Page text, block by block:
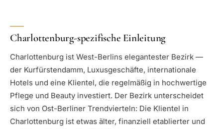
Charlottenburg-spezifische Einleitung
Charlottenburg ist West-Berlins elegantester Bezirk —
der Kurfürstendamm, Luxusgeschäfte, internationale
Hotels und eine Klientel, die regelmäßig in hochwertige
Pflege und Beauty investiert. Der Bezirk unterscheidet
sich von Ost-Berliner Trendvierteln: Die Klientel in
Charlottenburg ist etwas älter, finanziell etablierter und